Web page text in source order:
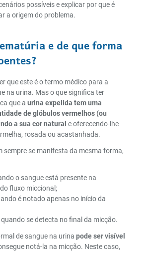
possíveis e explicar por que é
a origem do problema.
e de que forma
que este é o termo médico para a
na urina. Mas o que significa ter
que a urina expelida tem uma
de glóbulos vermelhos (ou
a sua cor natural e oferecendo-lhe
rosada ou acastanhada.
sempre se manifesta da mesma forma,
o sangue está presente na
fluxo miccional;
é notado apenas no início da
se detecta no final da micção.
de sangue na urina pode ser visível
notá-la na micção. Neste caso,